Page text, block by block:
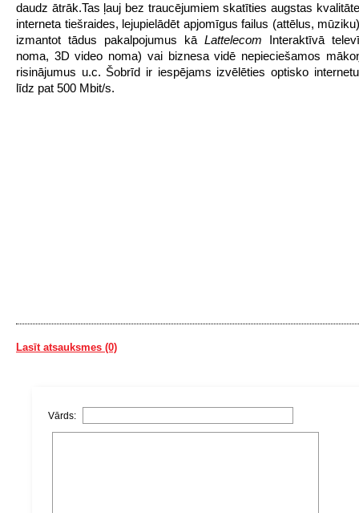
daudz ātrāk.Tas ļauj bez traucējumiem skatīties augstas
interneta tiešraides, lejupielādēt apjomīgus failus (attēlus,
izmantot tādus pakalpojumus kā Lattelecom Interaktīvā
noma, 3D video noma) vai biznesa vidē nepieciešamos
risinājumus u.c. Šobrīd ir iespējams izvēlēties optisko
līdz pat 500 Mbit/s.
Lasīt atsauksmes (0)
Vārds: